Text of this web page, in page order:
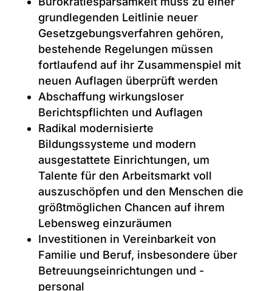
grundlegenden Leitlinie neuer
Gesetzgebungsverfahren gehören,
bestehende Regelungen müssen
fortlaufend auf ihr Zusammenspiel mit
neuen Auflagen überprüft werden
Abschaffung wirkungsloser
Berichtspflichten und Auflagen
Radikal modernisierte
Bildungssysteme und modern
ausgestattete Einrichtungen, um
Talente für den Arbeitsmarkt voll
auszuschöpfen und den Menschen die
größtmöglichen Chancen auf ihrem
Lebensweg einzuräumen
Investitionen in Vereinbarkeit von
Familie und Beruf, insbesondere über
Betreuungseinrichtungen und -
personal